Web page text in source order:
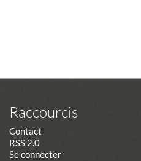
Raccourcis
Contact
RSS 2.0
Se connecter